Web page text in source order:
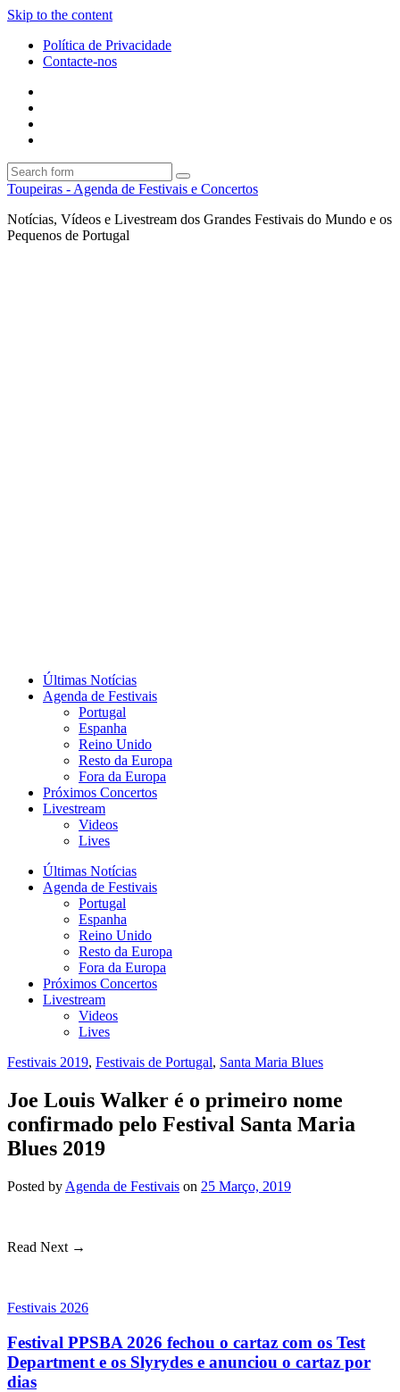
Skip to the content
Política de Privacidade
Contacte-nos
Search
Toupeiras - Agenda de Festivais e Concertos
Notícias, Vídeos e Livestream dos Grandes Festivais do Mundo e os
Pequenos de Portugal
Últimas Notícias
Agenda de Festivais
Portugal
Espanha
Reino Unido
Resto da Europa
Fora da Europa
Próximos Concertos
Livestream
Videos
Lives
Últimas Notícias
Agenda de Festivais
Portugal
Espanha
Reino Unido
Resto da Europa
Fora da Europa
Próximos Concertos
Livestream
Videos
Lives
Festivais 2019, Festivais de Portugal, Santa Maria Blues
Joe Louis Walker é o primeiro nome
confirmado pelo Festival Santa Maria
Blues 2019
Posted by Agenda de Festivais on 25 Março, 2019
Read Next →
Festivais 2026
Festival PPSBA 2026 fechou o cartaz com os Test
Department e os Slyrydes e anunciou o cartaz por
dias